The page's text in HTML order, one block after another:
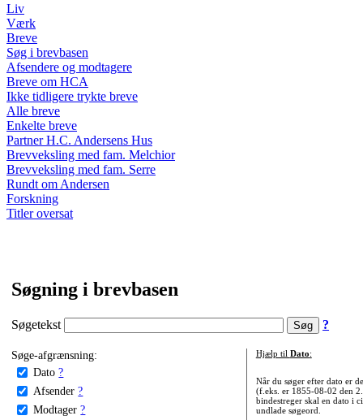
Liv
Værk
Breve
Søg i brevbasen
Afsendere og modtagere
Breve om HCA
Ikke tidligere trykte breve
Alle breve
Enkelte breve
Partner H.C. Andersens Hus
Brevveksling med fam. Melchior
Brevveksling med fam. Serre
Rundt om Andersen
Forskning
Titler oversat
Søgning i brevbasen
Søgetekst ?
Søge-afgrænsning:
Dato ?
Afsender ?
Modtager ?
Hjælp til Dato:
Når du søger efter dato er
(f.eks. er 1855-08-02 den
bindestreger skal en dato i
undlade søgeord.